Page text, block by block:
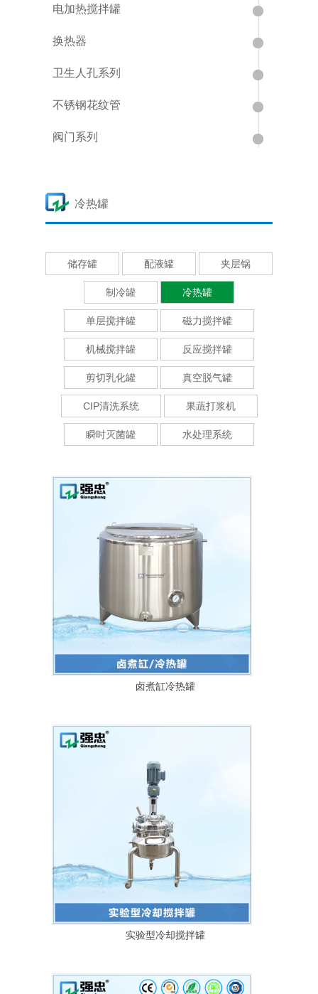
电加热搅拌罐
换热器
卫生人孔系列
不锈钢花纹管
阀门系列
冷热罐
储存罐 配液罐 夹层锅
制冷罐 冷热罐
单层搅拌罐 磁力搅拌罐
机械搅拌罐 反应搅拌罐
剪切乳化罐 真空脱气罐
CIP清洗系统 果蔬打浆机
瞬时灭菌罐 水处理系统
卤煮缸冷热罐
实验型冷却搅拌罐